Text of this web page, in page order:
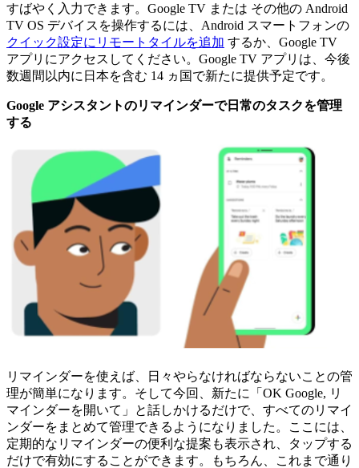
すばやく入力できます。Google TV または その他の Android
TV OS デバイスを操作するには、Android スマートフォンの
クイック設定にリモートタイルを追加 するか、Google TV
アプリにアクセスしてください。Google TV アプリは、今後
数週間以内に日本を含む 14 ヵ国で新たに提供予定です。
Google アシスタントのリマインダーで日常のタスクを管理
する
リマインダーを使えば、日々やらなければならないことの管
理が簡単になります。そして今回、新たに「OK Google, リ
マインダーを開いて」と話しかけるだけで、すべてのリマイ
ンダーをまとめて管理できるようになりました。ここには、
定期的なリマインダーの便利な提案も表示され、タップする
だけで有効にすることができます。もちろん、これまで通り